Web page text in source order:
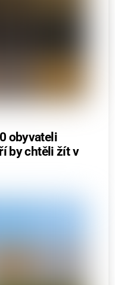
obyvateli
by chtěli žít v